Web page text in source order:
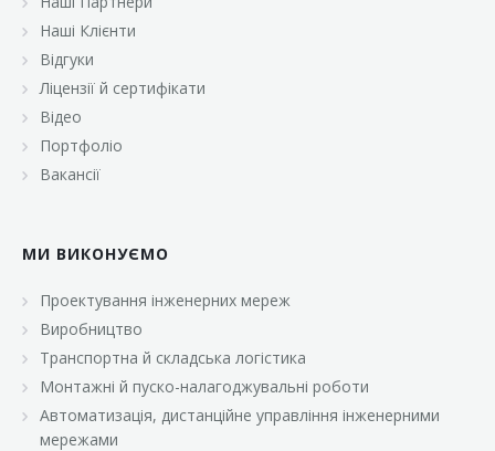
«Велмарт»
«ВК Експресс»
«Класс»
«Континент»
«Малинка»
«Марс»
Наші Клієнти
Відгуки
Ліцензії й сертифікати
Відео
Портфоліо
Вакансії
МИ ВИКОНУЄМО
Проектування інженерних мереж
Виробництво
Транспортна й складська логістика
Монтажні й пуско-налагоджувальні роботи
Автоматизація, дистанційне управління інженерними
мережами